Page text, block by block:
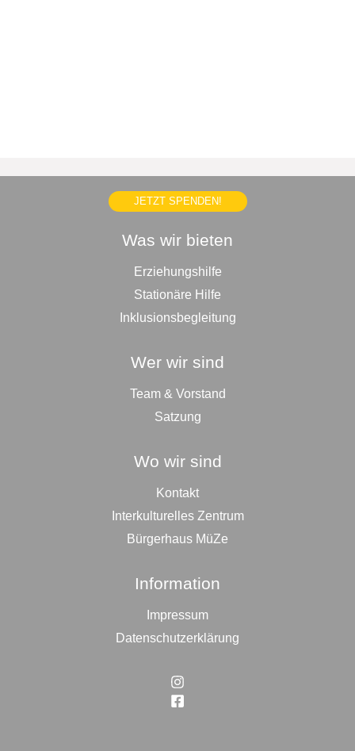
JETZT SPENDEN!
Was wir bieten
Erziehungshilfe
Stationäre Hilfe
Inklusionsbegleitung
Wer wir sind
Team & Vorstand
Satzung
Wo wir sind
Kontakt
Interkulturelles Zentrum
Bürgerhaus MüZe
Information
Impressum
Datenschutzerklärung